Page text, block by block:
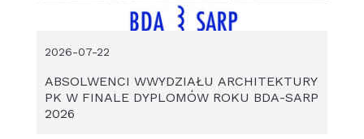
ABSOLWENCI WWYDZIAŁU ARCHITEKTURY
PK W FINALE DYPLOMÓW ROKU BDA-SARP
2026
2026-07-22